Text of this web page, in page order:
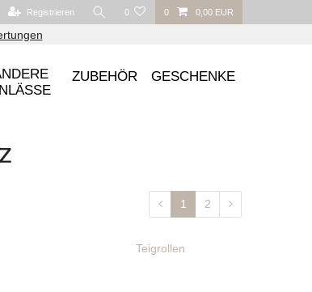
Registrieren 0 0 0,00 EUR
ZUBEHÖR GESCHENKE
1 2